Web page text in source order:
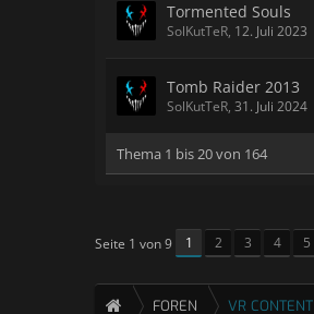
Tormented Souls
SolKutTeR, 12. Juli 2023
Tomb Raider 2013
SolKutTeR, 31. Juli 2024
Thema 1 bis 20 von 164
Seite 1 von 9 1 2 3 4 5
FOREN VR CONTENT